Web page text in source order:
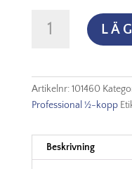
Akvarellfärg
1/2-
Perylene
Green
Artikelnr:101460
Professional ½-kopp
Beskrivning